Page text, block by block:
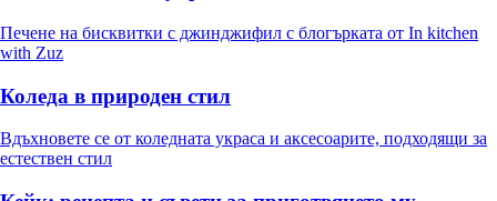
Печене на бисквитки с джинджифил с блогърката от In kitchen
with Zuz
Коледа в природен стил
Вдъхновете се от коледната украса и аксесоарите, подходящи за
естествен стил